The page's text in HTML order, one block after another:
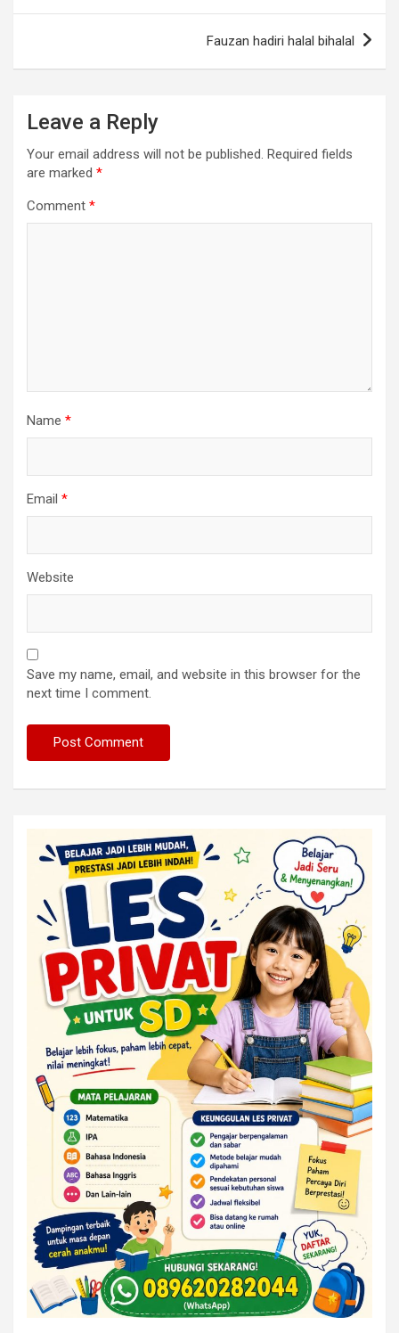
Fauzan hadiri halal bihalal
Leave a Reply
Your email address will not be published. Required fields
are marked *
Comment *
Name *
Email *
Website
Save my name, email, and website in this browser for the
next time I comment.